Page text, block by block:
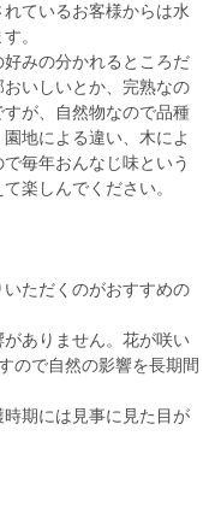
ているお客様からは水
。
みの分かれるところだ
いしいとか、完熟なの
が、自然物なので品種
地による違い、木によ
毎年おんなじ味という
楽しんでください。
ただくのがおすすめの
ありません。花が咲い
ので自然の影響を長期間
期には見事に見た目が